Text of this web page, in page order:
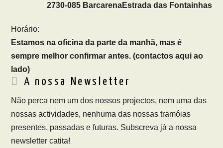
Estrada das Fontainhas
2730-085 Barcarena
Horário:
Estamos na oficina da parte da manhã, mas é
sempre melhor confirmar antes. (contactos aqui ao
lado)
A nossa Newsletter
Não perca nem um dos nossos projectos, nem uma das
nossas actividades, nenhuma das nossas tramóias
presentes, passadas e futuras. Subscreva já a nossa
newsletter catita!